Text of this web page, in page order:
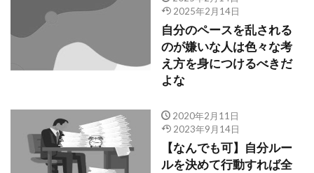
2025年2月14日
自分のペースを乱される
のが嫌いな人は色々な考
え方を身につけるべきだ
よな
2020年2月11日
2023年9月14日
【なんでも可】自分ルー
ルを決めて行動すれば全